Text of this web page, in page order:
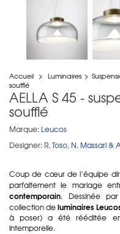
Accueil > Luminaires >
soufflé
AELLA S 45 -
soufflé
Marque: Leucos
Designer: R. Toso, N. Massari &
Coup de cœur de l’équipe
parfaitement le mariage
contemporain. Dessinée par
collection deluminaires
à poser) a été rééditée en
intemporelle.